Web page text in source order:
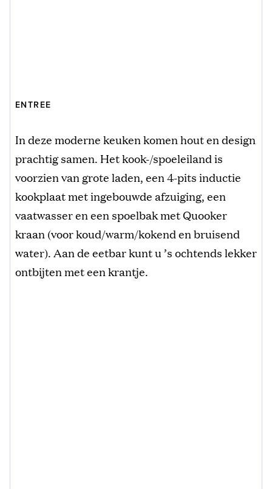
ENTREE
In deze moderne keuken komen hout en design
prachtig samen. Het kook-/spoeleiland is
voorzien van grote laden, een 4-pits inductie
kookplaat met ingebouwde afzuiging, een
vaatwasser en een spoelbak met Quooker
kraan (voor koud/warm/kokend en bruisend
water). Aan de eetbar kunt u ’s ochtends lekker
ontbijten met een krantje.